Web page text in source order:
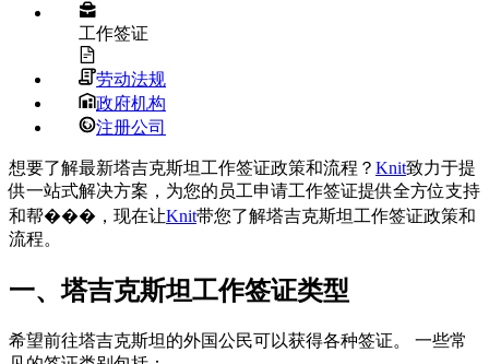
工作签证
劳动法规
政府机构
注册公司
想要了解最新塔吉克斯坦工作签证政策和流程？ Knit致力于提
供一站式解决方案，为您的员工申请工作签证提供全方位支持
和帮���，现在让Knit带您了解塔吉克斯坦工作签证政策和
流程。
一、塔吉克斯坦工作签证类型
希望前往塔吉克斯坦的外国公民可以获得各种签证。 一些常